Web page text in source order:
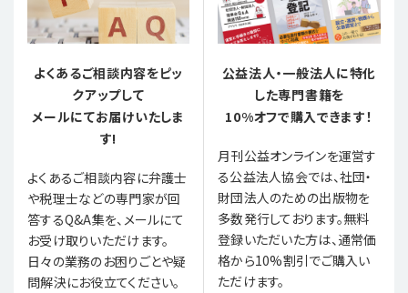
よくあるご相談内容をピッ
クアップして
メールにてお届けいたしま
す!
よくあるご相談内容に弁護士
や税理士などの専門家が回
答するQ&A集を、メールにて
お受け取りいただけます。
日々の業務のお困りごとや疑
問解決にお役立てください。
公益法人・一般法人に特化
した専門書籍を
10%オフで購入できます！
月刊公益オンラインを運営す
る公益法人協会では、社団・
財団法人のための出版物を
多数発行しております。無料
登録いただいた方は、通常価
格から10%割引でご購入い
ただけます。